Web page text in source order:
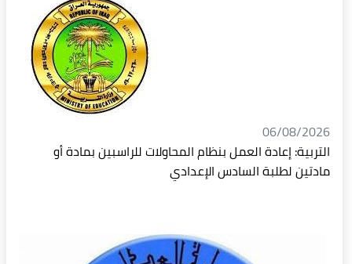
06/08/2026
التربية: إعادة العمل بنظام المحاولات للراسبين بمادة أو
مادتين لطلبة السادس الإعدادي